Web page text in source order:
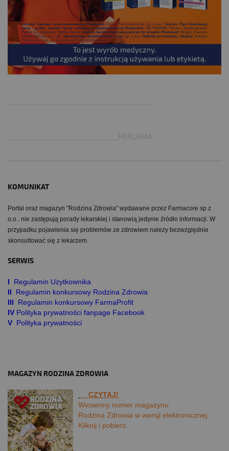
___________________________REKLAMA
KOMUNIKAT
Portal oraz magazyn "Rodzina Zdrowia" wydawane przez Farmacore sp z
o.o.. nie zastępują porady lekarskiej i stanowią jedynie źródło informacji. W
przypadku pojawienia się problemów ze zdrowiem należy bezwzględnie
skonsultować się z lekarzem.
SERWIS
I Regulamin Użytkownika
II
Regulamin konkursowy Rodzina Zdrowia
III
Regulamin konkursowy FarmaProfit
IV Polityka prywatności fanpage Facebook
V Polityka prywatności
MAGAZYN RODZINA ZDROWIA
CZYTAJ!
Wiosenny numer magazynu
Rodzina Zdrowia w wersji elektronicznej.
Kliknij i pobierz.